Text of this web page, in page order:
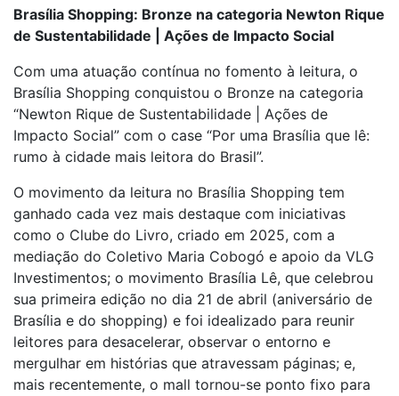
Brasília Shopping: Bronze na categoria Newton Rique
de Sustentabilidade | Ações de Impacto Social
Com uma atuação contínua no fomento à leitura, o
Brasília Shopping conquistou o Bronze na categoria
“Newton Rique de Sustentabilidade | Ações de
Impacto Social” com o case “Por uma Brasília que lê:
rumo à cidade mais leitora do Brasil”.
O movimento da leitura no Brasília Shopping tem
ganhado cada vez mais destaque com iniciativas
como o Clube do Livro, criado em 2025, com a
mediação do Coletivo Maria Cobogó e apoio da VLG
Investimentos; o movimento Brasília Lê, que celebrou
sua primeira edição no dia 21 de abril (aniversário de
Brasília e do shopping) e foi idealizado para reunir
leitores para desacelerar, observar o entorno e
mergulhar em histórias que atravessam páginas; e,
mais recentemente, o mall tornou-se ponto fixo para